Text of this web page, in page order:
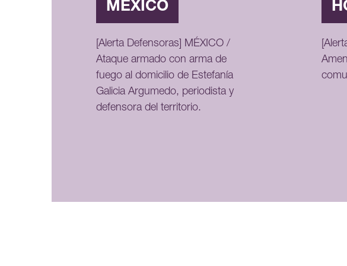
MÉXICO
[Alerta Defensoras] MÉXICO /
Ataque armado con arma de
fuego al domicilio de Estefanía
Galicia Argumedo, periodista y
defensora del territorio.